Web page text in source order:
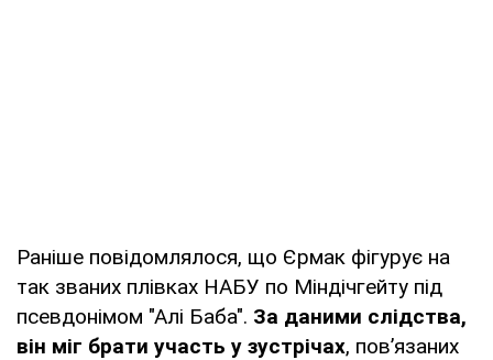
Раніше повідомлялося, що Єрмак фігурує на
так званих плівках НАБУ по Міндічгейту під
псевдонімом "Алі Баба". За даними слідства,
він міг брати участь у зустрічах, пов’язаних